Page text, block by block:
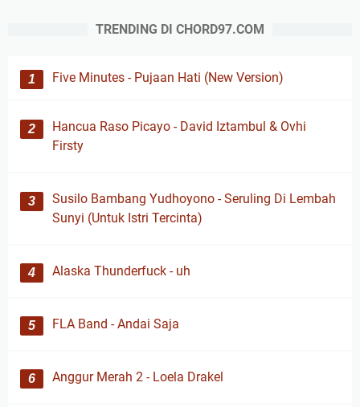
TRENDING DI CHORD97.COM
Five Minutes - Pujaan Hati (New Version)
Hancua Raso Picayo - David Iztambul & Ovhi
Firsty
Susilo Bambang Yudhoyono - Seruling Di Lembah
Sunyi (Untuk Istri Tercinta)
Alaska Thunderfuck - uh
FLA Band - Andai Saja
Anggur Merah 2 - Loela Drakel